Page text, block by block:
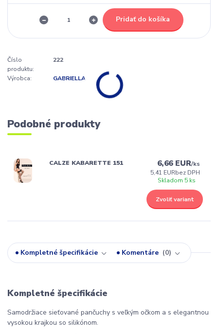
Pridať do košíka
Číslo
produktu:
222
Výrobca: GABRIELLA
Podobné produkty
CALZE KABARETTE 151 6,66 EUR/ks
5,41 EURbez DPH
Skladom 5 ks
Zvoliť variant
Kompletné špecifikácie Komentáre 0
Kompletné špecifikácie
Samodržiace sieťované pančuchy s veľkým očkom a s elegantnou
vysokou krajkou so silikónom.